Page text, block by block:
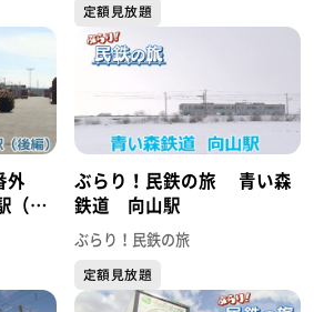
定額見放題
外
（後
ぶらり！民鉄の旅 青い森
鉄道 向山駅
ぶらり！民鉄の旅
定額見放題